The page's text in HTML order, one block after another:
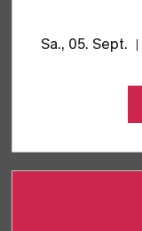
Sa., 05. Sept.